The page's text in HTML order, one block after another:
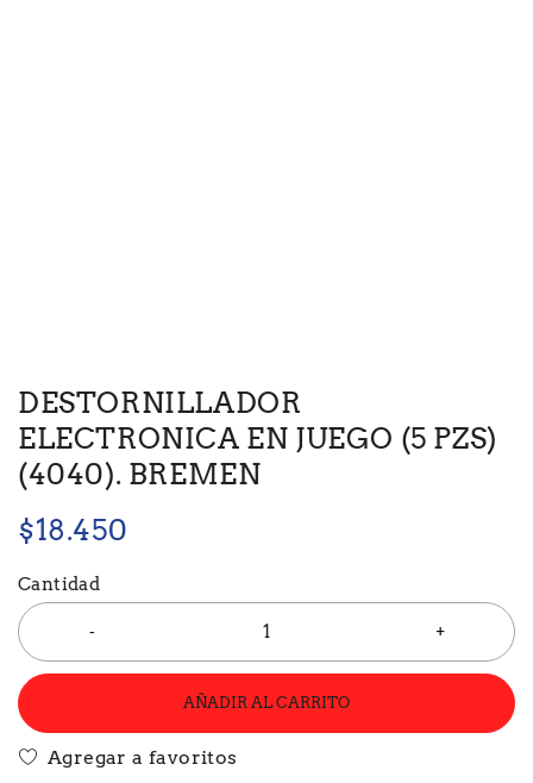
DESTORNILLADOR
ELECTRONICA EN JUEGO (5 PZS)
(4040). BREMEN
$18.450
Cantidad
AÑADIR AL CARRITO